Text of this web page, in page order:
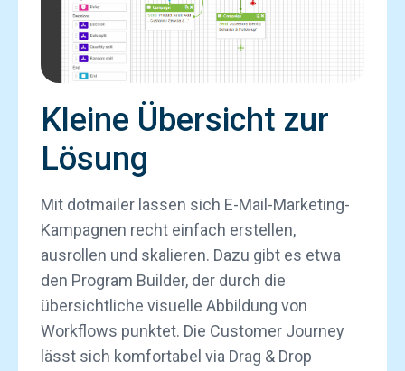
Kleine Übersicht zur
Lösung
Mit dotmailer lassen sich E-Mail-Marketing-
Kampagnen recht einfach erstellen,
ausrollen und skalieren. Dazu gibt es etwa
den Program Builder, der durch die
übersichtliche visuelle Abbildung von
Workflows punktet. Die Customer Journey
lässt sich komfortabel via Drag & Drop